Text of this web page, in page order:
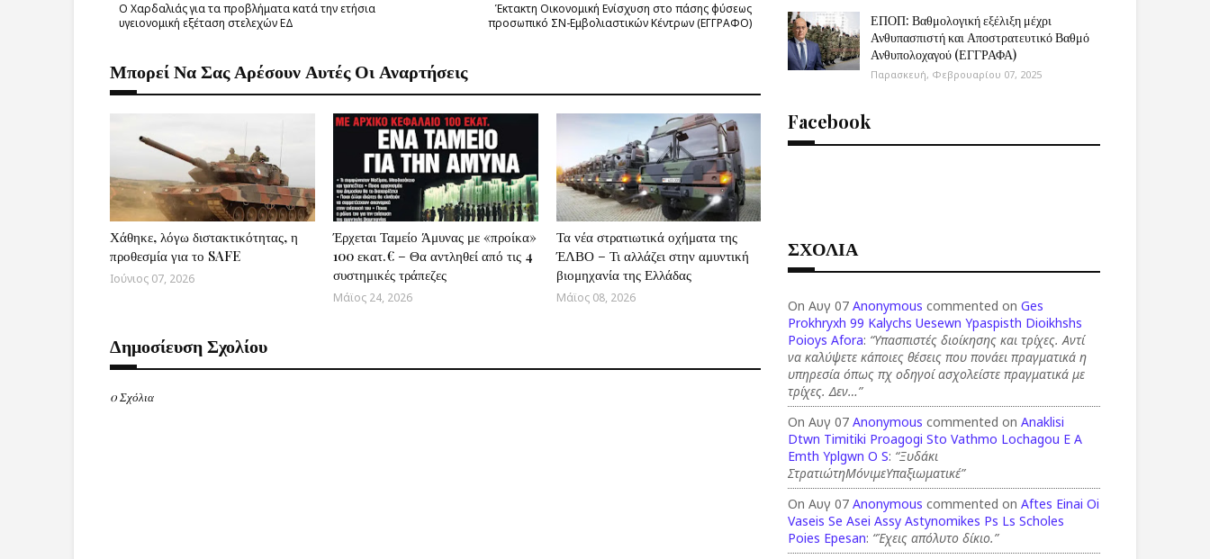
Έκτακτη Οικονομική Ενίσχυση στο πάσης φύσεως
προσωπικό ΣΝ-Εμβολιαστικών Κέντρων (ΕΓΓΡΑΦΟ)
Ο Χαρδαλιάς για τα προβλήματα κατά την ετήσια
υγειονομική εξέταση στελεχών ΕΔ
Μπορεί Να Σας Αρέσουν Αυτές Οι Αναρτήσεις
Χάθηκε, λόγω διστακτικότητας, η
προθεσμία για το SAFE
Ιούνιος 07, 2026
Έρχεται Ταμείο Άμυνας με «προίκα»
100 εκατ.€ – Θα αντληθεί από τις 4
συστημικές τράπεζες
Μάϊος 24, 2026
Τα νέα στρατιωτικά οχήματα της
ΈΛΒΟ – Τι αλλάζει στην αμυντική
βιομηχανία της Ελλάδας
Μάϊος 08, 2026
Δημοσίευση Σχολίου
0 Σχόλια
ΕΠΟΠ: Βαθμολογική εξέλιξη μέχρι
Ανθυπασπιστή και Αποστρατευτικό Βαθμό
Ανθυπολοχαγού (ΕΓΓΡΑΦΑ)
Παρασκευή, Φεβρουαρίου 07, 2025
Facebook
ΣΧΟΛΙΑ
On Αυγ 07Anonymous commented onGes
Prokhryxh 99 Kalychs Uesewn Ypaspisth Dioikhshs
Poioys Afora: “Υπασπιστές διοίκησης και τρίχες. Αντί
να καλύψετε κάποιες θέσεις που πονάει πραγματικά η
υπηρεσία όπως πχ οδηγοί ασχολείστε πραγματικά με
τρίχες. Δεν…”
On Αυγ 07Anonymous commented onAnaklisi
Dtwn Timitiki Proagogi Sto Vathmo Lochagou E A
Emth Yplgwn O S: “Ξυδάκι
ΣτρατιώτηΜόνιμεΥπαξιωματικέ”
On Αυγ 07Anonymous commented onAftes Einai Oi
Vaseis Se Asei Assy Astynomikes Ps Ls Scholes
Poies Epesan: “Έχεις απόλυτο δίκιο.”